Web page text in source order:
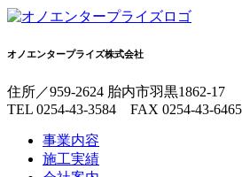
オノエンタープライズ株式会社
住所／959-2624 胎内市羽黒1862-17
TEL 0254-43-3584 FAX 0254-43-6465
事業内容
施工実績